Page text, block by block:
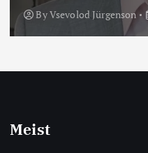
ByVsevolod Jürgenson
Meist